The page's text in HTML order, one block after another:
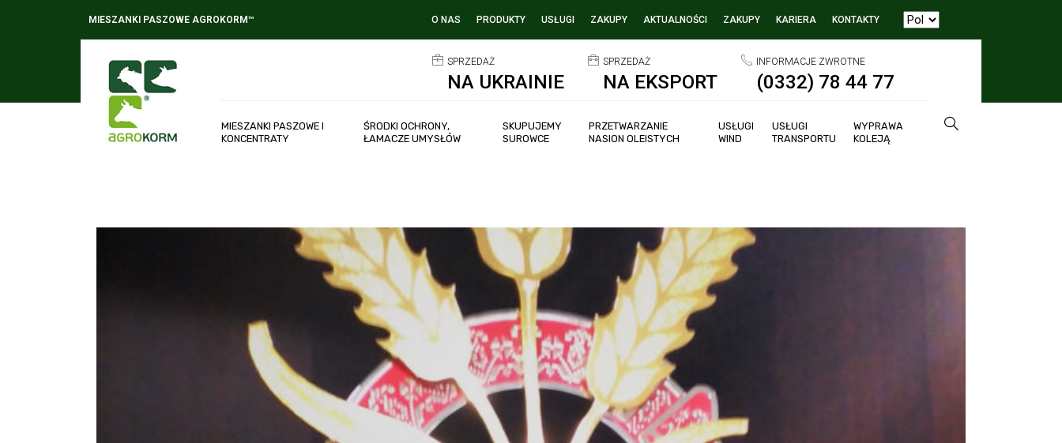
MIESZANKI PASZOWE AGROKORM™ O NAS PRODUKTY USŁUGI ZAKUPY AKTUALNOŚCI ZAKUPY KARIERA KONTAKTY
SPRZEDAŻ
NA UKRAINIE
SPRZEDAŻ
NA EKSPORT
INFORMACJE ZWROTNE
(0332) 78 44 77
MIESZANKI PASZOWE I
KONCENTRATY
ŚRODKI OCHRONY,
ŁAMACZE UMYSŁÓW
SKUPUJEMY
SUROWCE
PRZETWARZANIE
NASION OLEISTYCH
USŁUGI
WIND
USŁUGI
TRANSPORTU
WYPRAWA
KOLEJĄ